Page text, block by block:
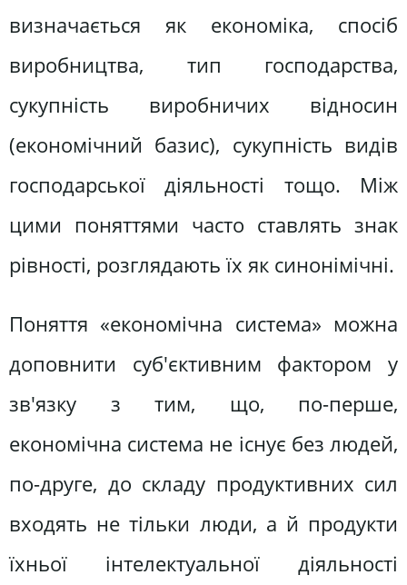
визначається як економіка, спосіб
виробництва, тип господарства,
сукупність виробничих відносин
(економічний базис), сукупність видів
господарської діяльності тощо. Між
цими поняттями часто ставлять знак
рівності, розглядають їх як синонімічні.
Поняття «економічна система» можна
доповнити суб'єктивним фактором у
зв'язку з тим, що, по-перше,
економічна система не існує без людей,
по-друге, до складу продуктивних сил
входять не тільки люди, а й продукти
їхньої інтелектуальної діяльності